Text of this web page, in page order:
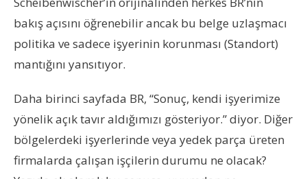
bakış açısını öğrenebilir ancak bu belge uzlaşmacı
politika ve sadece işyerinin korunması (Standort)
mantığını yansıtıyor.
Daha birinci sayfada BR, “Sonuç, kendi işyerimize
yönelik açık tavır aldığımızı gösteriyor.” diyor. Diğer
bölgelerdeki işyerlerinde veya yedek parça üreten
firmalarda çalışan işçilerin durumu ne olacak?